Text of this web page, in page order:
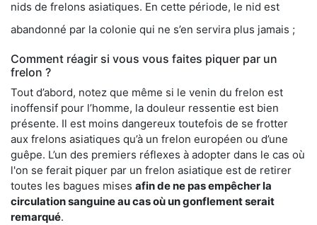
nids de frelons asiatiques. En cette période, le nid est
abandonné par la colonie qui ne s’en servira plus jamais ;
Comment réagir si vous vous faites piquer par un
frelon ?
Tout d’abord, notez que même si le venin du frelon est
inoffensif pour l’homme, la douleur ressentie est bien
présente. Il est moins dangereux toutefois de se frotter
aux frelons asiatiques qu’à un frelon européen ou d’une
guêpe. L’un des premiers réflexes à adopter dans le cas où
l'on se ferait piquer par un frelon asiatique est de retirer
toutes les bagues mises afin de ne pas empêcher la
circulation sanguine au cas où un gonflement serait
remarqué.